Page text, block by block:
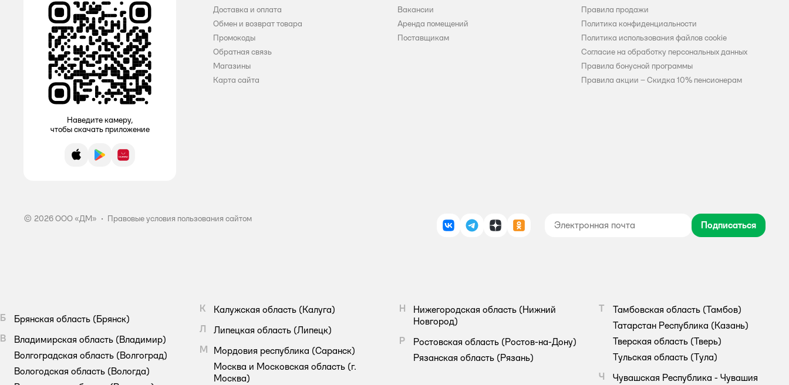
AURA Antibacterial
AURA Family
Bella
BELLA PERFECTA
Discreet
Libretta
LinYun
Наведите камеру,
чтобы скачать приложение
App StoreGoogle PlayAppGallery
Доставка и оплата
Обмен и возврат товара
Промокоды
Обратная связь
Магазины
Карта сайта
Вакансии
Аренда помещений
Поставщикам
Правила продажи
Политика конфиденциальности
Политика использования файлов cookie
Согласие на обработку персональных данных
Правила бонусной программы
Правила акции – Скидка 10% пенсионерам
© 2026 ООО «ДМ» • Правовые условия пользования сайтом
ВКонтакте
TelegramДзен Одноклассники Подписаться
Б Брянская область (Брянск)
В
Владимирская область (Владимир)
Волгоградская область (Волгоград)
Вологодская область (Вологда)
К Калужская область (Калуга)
Л
Липецкая область (Липецк)
М
Мордовия республика (Саранск)
Москва и Московская область (г.
Москва)
Н Нижегородская область (Нижний
Новгород)
Р
Ростовская область (Ростов-на-Дону)
Рязанская область (Рязань)
Т Тамбовская область (Тамбов)
Татарстан Республика (Казань)
Тверская область (Тверь)
Тульская область (Тула)
Ч
Чувашская Республика - Чувашия